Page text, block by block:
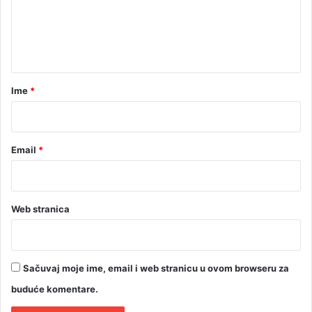
rIme *
Email *
Web stranica
Sačuvaj moje ime, email i web stranicu u ovom browseru za
buduće komentare.